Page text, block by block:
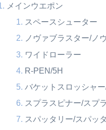
メインウエポン
スペースシューター
ノヴァブラスター/ノ
ワイドローラー
R-PEN/5H
バケットスロッシャ
スプラスピナー/スプ
スパッタリー/スパッ